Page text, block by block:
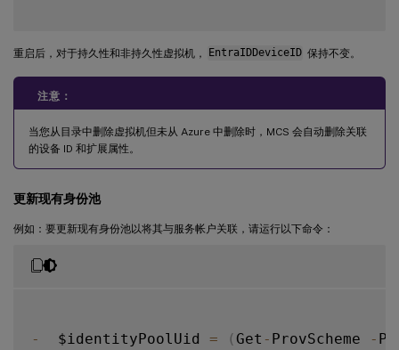
重启后，对于持久性和非持久性虚拟机， EntraIDDeviceID 保持不变。
注意：
当您从目录中删除虚拟机但未从 Azure 中删除时，MCS 会自动删除关联
的设备 ID 和扩展属性。
更新现有身份池
例如：要更新现有身份池以将其与服务帐户关联，请运行以下命令：
-
  $identityPoolUid
= ( Get - ProvScheme -